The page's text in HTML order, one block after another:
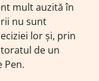
mult auzită în
nu sunt
lor și, prin
de un
Pen.